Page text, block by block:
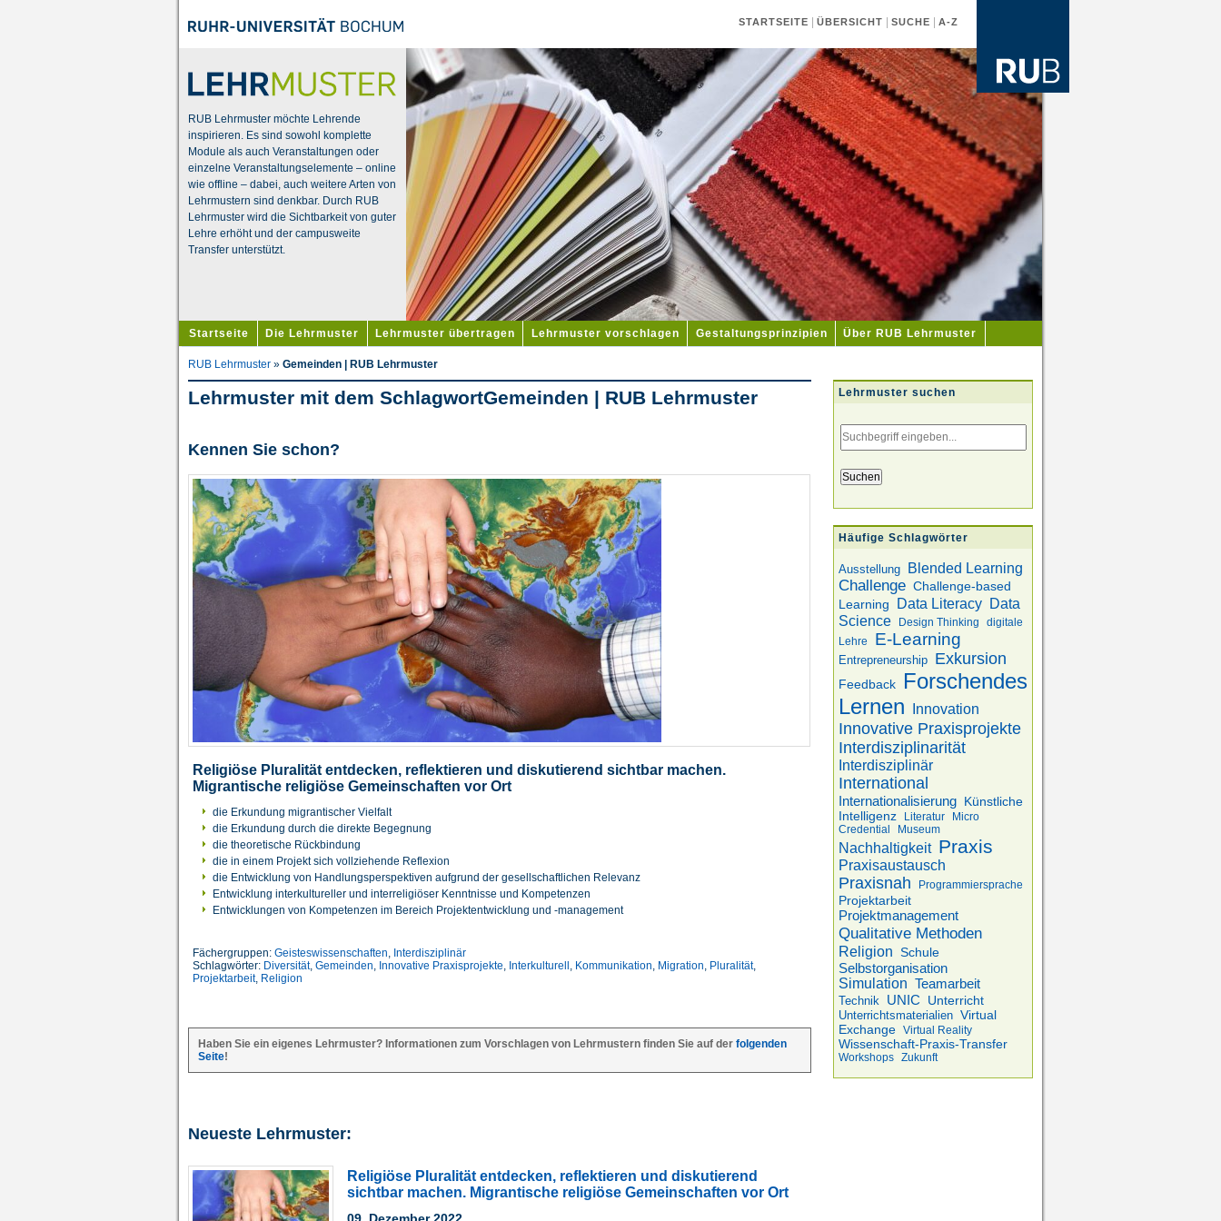
STARTSEITE ÜBERSICHT SUCHE A-Z
RUB Lehrmuster möchte Lehrende
inspirieren. Es sind sowohl komplette
Module als auch Veranstaltungen oder
einzelne Veranstaltungselemente – online
wie offline – dabei, auch weitere Arten von
Lehrmustern sind denkbar. Durch RUB
Lehrmuster wird die Sichtbarkeit von guter
Lehre erhöht und der campusweite
Transfer unterstützt.
Startseite Die Lehrmuster Lehrmuster übertragen Lehrmuster vorschlagen Gestaltungsprinzipien Über RUB Lehrmuster
RUB Lehrmuster » Gemeinden | RUB Lehrmuster
Lehrmuster mit dem SchlagwortGemeinden | RUB Lehrmuster
Kennen Sie schon?
Religiöse Pluralität entdecken, reflektieren und diskutierend sichtbar machen.
Migrantische religiöse Gemeinschaften vor Ort
die Erkundung migrantischer Vielfalt
die Erkundung durch die direkte Begegnung
die theoretische Rückbindung
die in einem Projekt sich vollziehende Reflexion
die Entwicklung von Handlungsperspektiven aufgrund der gesellschaftlichen Relevanz
Entwicklung interkultureller und interreligiöser Kenntnisse und Kompetenzen
Entwicklungen von Kompetenzen im Bereich Projektentwicklung und -management
Fächergruppen: Geisteswissenschaften, Interdisziplinär
Schlagwörter: Diversität, Gemeinden, Innovative Praxisprojekte, Interkulturell , Kommunikation, Migration, Pluralität,
Projektarbeit, Religion
Haben Sie ein eigenes Lehrmuster? Informationen zum Vorschlagen von Lehrmustern finden Sie auf der folgenden
Seite!
Neueste Lehrmuster:
Religiöse Pluralität entdecken, reflektieren und diskutierend
sichtbar machen. Migrantische religiöse Gemeinschaften vor Ort
Lehrmuster suchen
Eingabe
des
Häufige Schlagwörter
Ausstellung Blended Learning
Challenge Challenge-based
Learning
Data Literacy Data
Science
Design Thinking
digitale
Lehre
E-Learning
Entrepreneurship Exkursion
Feedback
Forschendes
Lernen
Innovation
Innovative Praxisprojekte
Interdisziplinarität
Interdisziplinär
International
Internationalisierung Künstliche
Intelligenz
Literatur
Micro
Credential
Museum
Nachhaltigkeit Praxis
Praxisaustausch
Praxisnah Programmiersprache
Projektarbeit
Projektmanagement
Qualitative Methoden
Religion Schule
Selbstorganisation
Simulation Teamarbeit
Technik UNIC Unterricht
Unterrichtsmaterialien Virtual
Exchange
Virtual Reality
Wissenschaft-Praxis-Transfer
Workshops Zukunft